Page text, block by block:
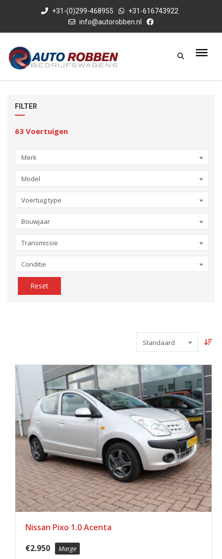
+31-(0)299-468955
+31-616743922
info@autorobben.nl
FILTER
63 Voertuigen
Merk
Model
Voertuig type
Bouwjaar
Transmissie
Conditie
Reset
Standaard
Nissan Pixo 1.0 Acenta
€2.950 Marge